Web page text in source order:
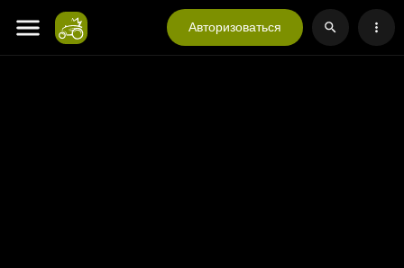
Авторизоваться